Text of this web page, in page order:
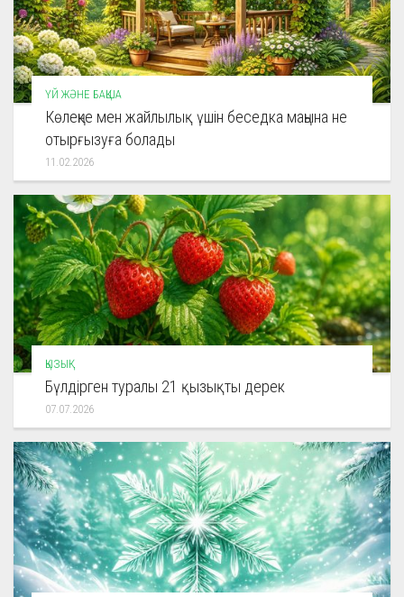
ҮЙ ЖӘНЕ БАҚША
Көлеңке мен жайлылық үшін беседка маңына не
отырғызуға болады
11.02.2026
ҚЫЗЫҚ
Бүлдірген туралы 21 қызықты дерек
07.07.2026